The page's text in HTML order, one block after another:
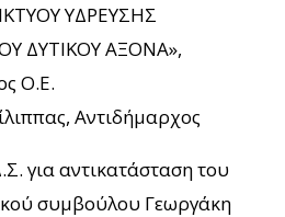
ΥΔΡΕΥΣΗΣ
ΔΥΤΙΚΟΥ ΑΞΟΝΑ»,
Ο.Ε.
Αντιδήμαρχος
για αντικατάσταση του
συμβούλου Γεωργάκη